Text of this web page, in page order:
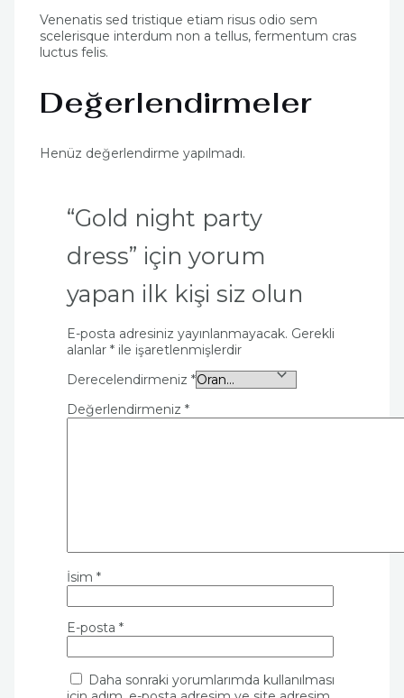
Venenatis sed tristique etiam risus odio sem
scelerisque interdum non a tellus, fermentum cras
luctus felis.
Değerlendirmeler
Henüz değerlendirme yapılmadı.
“Gold night party
dress” için yorum
yapan ilk kişi siz olun
E-posta adresiniz yayınlanmayacak. Gerekli
alanlar *ile işaretlenmişlerdir
Derecelendirmeniz *
Değerlendirmeniz *
İsim *
E-posta *
Daha sonraki yorumlarımda kullanılması